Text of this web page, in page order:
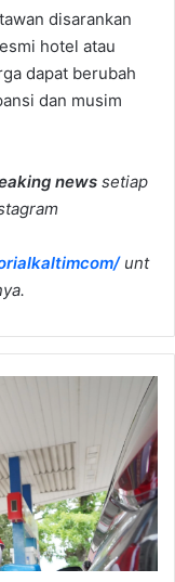
disarankan
hotel atau
dapat berubah
dan musim
news setiap
unt